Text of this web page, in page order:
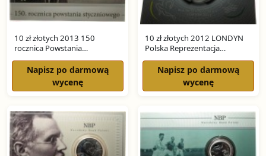
10 zł złotych 2013 150
rocznica Powstania
Styczniowego SREBRO
Napisz po darmową
wycenę
10 zł złotych 2012 LONDYN
Polska Reprezentacja
Olimpijska SREBRO
Napisz po darmową
wycenę